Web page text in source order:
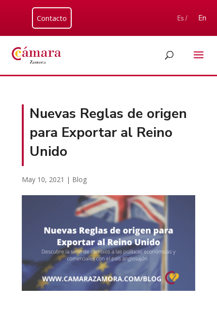
Contacto Es / En
Nuevas Reglas de origen
para Exportar al Reino
Unido
May 10, 2021 | Blog